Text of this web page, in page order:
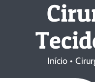
Início